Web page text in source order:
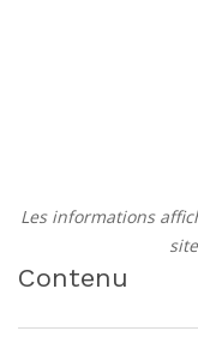
Les informations
Contenu